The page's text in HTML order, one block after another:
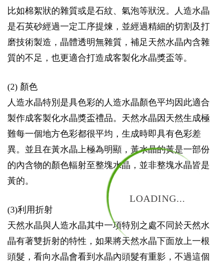
LOADING...
比如棉絮狀的雜質或是石紋、氣泡等狀況。人造水晶
是石英砂經過一定工序提煉，並經過精細的切割及打
磨技術製造，晶體透明無雜質，補足天然水晶內含雜
質的不足，也更適合打造成客製化水晶獎盃等。
(2) 顏色
人造水晶特別是具色彩的人造水晶顏色平均因此適合
製作成客製化水晶獎盃禮品。天然水晶因天然生成極
難每一個地方色彩都很平均，生成時即具有色彩差
異。並且在黃水晶上極為明顯，黃水晶的黃是一部份
的內含物的顏色輻射至整塊水晶，並非整塊水晶皆是
黃的。
(3)利用折射
天然水晶與人造水晶其中一項特別之處不同於天然水
晶有著雙折射的特性，如果將天然水晶下面放上一根
頭髮，看向水晶會看到水晶內頭髮有重影，不過這個